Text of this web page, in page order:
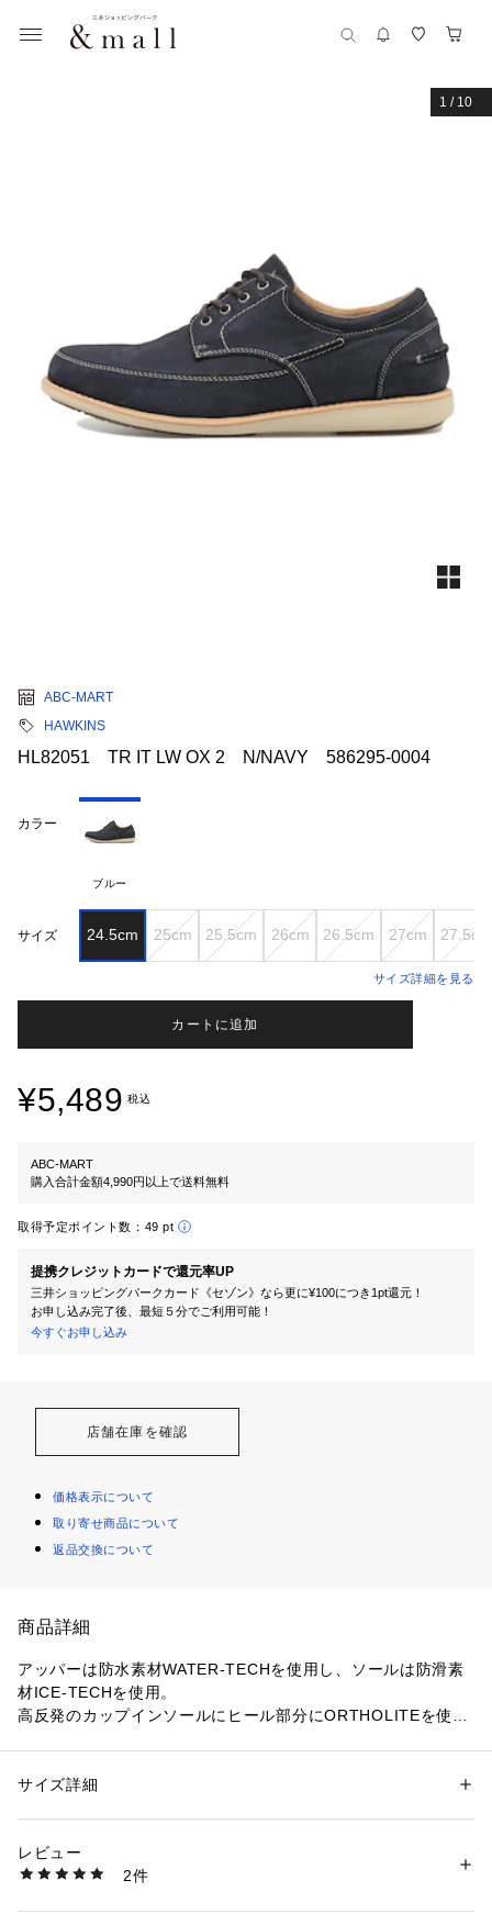
1 / 10
ABC-MART
HAWKINS
HL82051 TR IT LW OX 2 N/NAVY 586295-0004
カラー
ブルー
サイズ 24.5cm 25cm 25.5cm 26cm 26.5cm 27cm 27.5cm
サイズ詳細を見る
カートに追加
¥5,489 税込
ABC-MART
購入合計金額4,990円以上で送料無料
取得予定ポイント数： 49 pt
提携クレジットカードで還元率UP
三井ショッピングパークカード《セゾン》なら更に¥100につき1pt還元！
お申し込み完了後、最短５分でご利用可能！
今すぐお申し込み
店舗在庫を確認
価格表示について
取り寄せ商品について
返品交換について
商品詳細
アッパーは防水素材WATER-TECHを使用し、ソールは防滑素
材ICE-TECHを使用。
高反発のカップインソールにヒール部分にORTHOLITEを使用
インソールの下には更なる衝撃を和らげるORTHOLITEシート
【サイズ目安】
(個人差がございますので、あくまでも目安とお考え下さい。)
性別：メンズ
素材：天然皮革
洗濯：-
※詳しい洗濯方法については、商品の品質表示タグをご覧ください
サイズ詳細
レビュー
2件